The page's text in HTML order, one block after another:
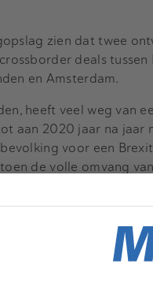
zien dat twee
deals
en Amsterdam.
heeft veel weg van
aan 2020 jaar na jaar
voor een
toen de volle omvang
deals opgelopen
gaat eerder
verhaal van Londen:
is in de periode 2016-
nog aardig meten